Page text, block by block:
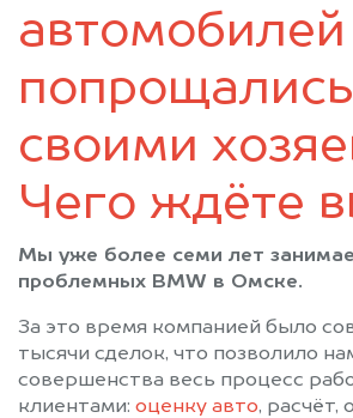
автомобилей
своими
Чего ждёте
Мы уже более семи лет
проблемных BMW в Омске.
За это время компанией было
тысячи сделок, что позволило
совершенства весь процесс
клиентами: оценку авто, расчёт,